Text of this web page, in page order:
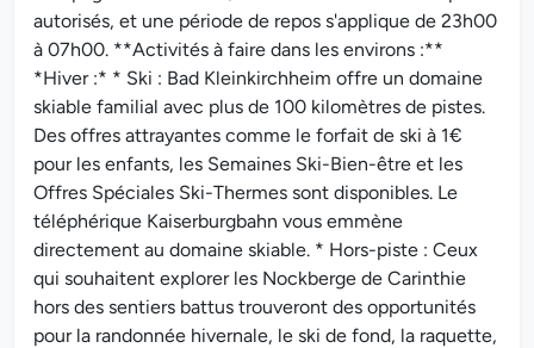
autorisés, et une période de repos s'applique de 23h00
à 07h00. **Activités à faire dans les environs :**
*Hiver :* * Ski : Bad Kleinkirchheim offre un domaine
skiable familial avec plus de 100 kilomètres de pistes.
Des offres attrayantes comme le forfait de ski à 1€
pour les enfants, les Semaines Ski-Bien-être et les
Offres Spéciales Ski-Thermes sont disponibles. Le
téléphérique Kaiserburgbahn vous emmène
directement au domaine skiable. * Hors-piste : Ceux
qui souhaitent explorer les Nockberge de Carinthie
hors des sentiers battus trouveront des opportunités
pour la randonnée hivernale, le ski de fond, la raquette,